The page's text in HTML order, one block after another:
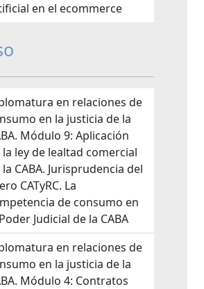
en el ecommerce
en relaciones de
en la justicia de la
Módulo 9: Aplicación
la ley de lealtad comercial
la CABA. Jurisprudencia del
CATyRC. La
de consumo en
Judicial de la CABA
en relaciones de
en la justicia de la
Módulo 4: Contratos